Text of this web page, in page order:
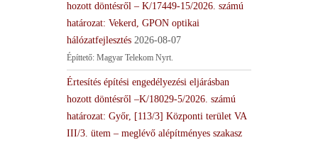
hozott döntésről – K/17449-15/2026. számú
határozat: Vekerd, GPON optikai
hálózatfejlesztés 2026-08-07
Építtető: Magyar Telekom Nyrt.
Értesítés építési engedélyezési eljárásban
hozott döntésről –K/18029-5/2026. számú
határozat: Győr, [113/3] Központi terület VA
III/3. ütem – meglévő alépítményes szakasz